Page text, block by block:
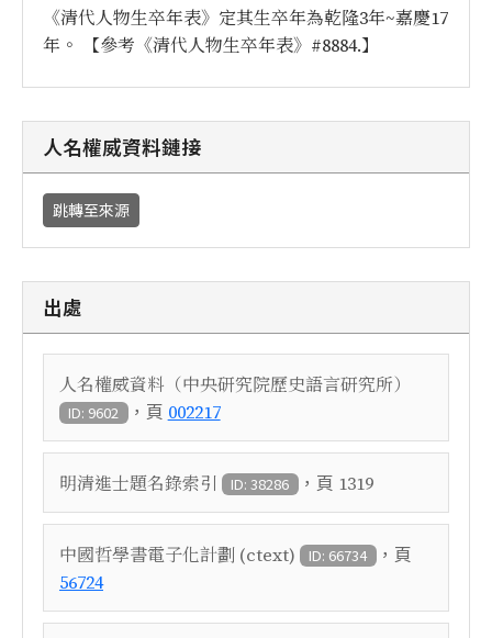
《清代人物生卒年表》定其生卒年為乾隆3年~嘉慶17
年。 【參考《清代人物生卒年表》#8884.】
人名權威資料鏈接
跳轉至來源
出處
人名權威資料（中央研究院歷史語言研究所）
ID: 9602 ，頁 002217
明清進士題名錄索引 ID: 38286 ，頁 1319
中國哲學書電子化計劃 (ctext) ID: 66734 ，頁
56724